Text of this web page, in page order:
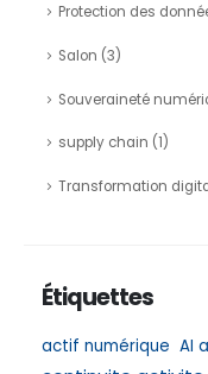
Protection des
Salon (3)
Souveraineté
supply chain (1)
Transformation
Étiquettes
actif numérique AI